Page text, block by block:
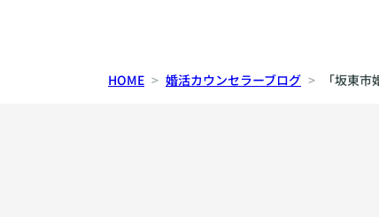
HOME 婚活カウンセラーブログ 「坂東